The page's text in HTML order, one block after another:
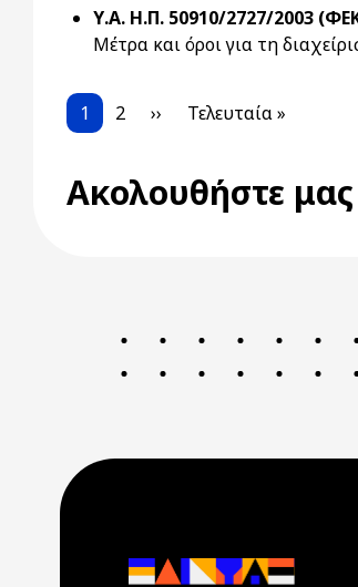
Υ.Α. Η.Π. 50910/2727/2003
Μέτρα και όροι για τη
Pagination
Current page
1 Page
2 Next page
›› Last page
Τελευταία »
Ακολουθήστε μας